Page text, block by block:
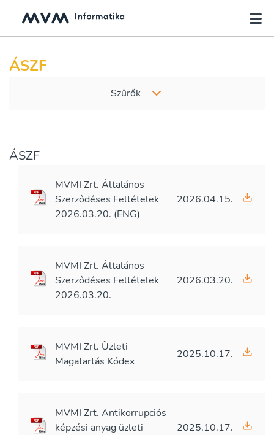
ÁSZF
Szűrők
ÁSZF
MVMI Zrt. Általános
Szerződéses Feltételek
2026.03.20. (ENG)
2026.04.15.
MVMI Zrt. Általános
Szerződéses Feltételek
2026.03.20.
2026.03.20.
MVMI Zrt. Üzleti
Magatartás Kódex
2025.10.17.
MVMI Zrt. Antikorrupciós
képzési anyag üzleti
2025.10.17.